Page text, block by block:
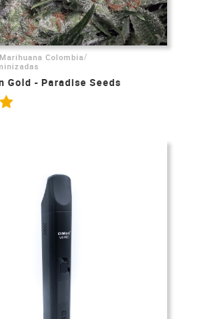
Colombia/
Gold - Paradise Seeds